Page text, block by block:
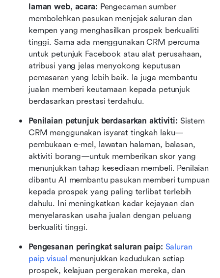
laman web, acara: Pengecaman sumber
membolehkan pasukan menjejak saluran dan
kempen yang menghasilkan prospek berkualiti
tinggi. Sama ada menggunakan CRM percuma
untuk petunjuk Facebook atau alat perusahaan,
atribusi yang jelas menyokong keputusan
pemasaran yang lebih baik. Ia juga membantu
jualan memberi keutamaan kepada petunjuk
berdasarkan prestasi terdahulu.
Penilaian petunjuk berdasarkan aktiviti: Sistem
CRM menggunakan isyarat tingkah laku—
pembukaan e-mel, lawatan halaman, balasan,
aktiviti borang—untuk memberikan skor yang
menunjukkan tahap kesediaan membeli. Penilaian
dibantu AI membantu pasukan memberi tumpuan
kepada prospek yang paling terlibat terlebih
dahulu. Ini meningkatkan kadar kejayaan dan
menyelaraskan usaha jualan dengan peluang
berkualiti tinggi.
Pengesanan peringkat saluran paip: Saluran
paip visual menunjukkan kedudukan setiap
prospek, kelajuan pergerakan mereka, dan